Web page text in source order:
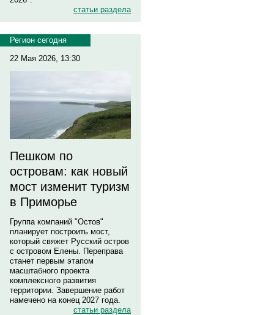
статьи раздела
Регион сегодня
22 Мая 2026, 13:30
Пешком по
островам: как новый
мост изменит туризм
в Приморье
Группа компаний "Остов"
планирует построить мост,
который свяжет Русский остров
с островом Елены. Переправа
станет первым этапом
масштабного проекта
комплексного развития
территории. Завершение работ
намечено на конец 2027 года.
статьи раздела